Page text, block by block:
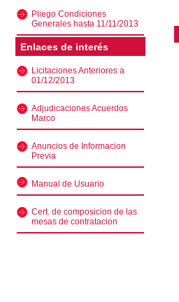
Pliego Condiciones
Generales hasta 11/11/2013
Enlaces de interés
Licitaciones Anteriores a
01/12/2013
Adjudicaciones Acuerdos
Marco
Anuncios de Informacion
Previa
Manual de Usuario
Cert. de composicion de las
mesas de contratacion